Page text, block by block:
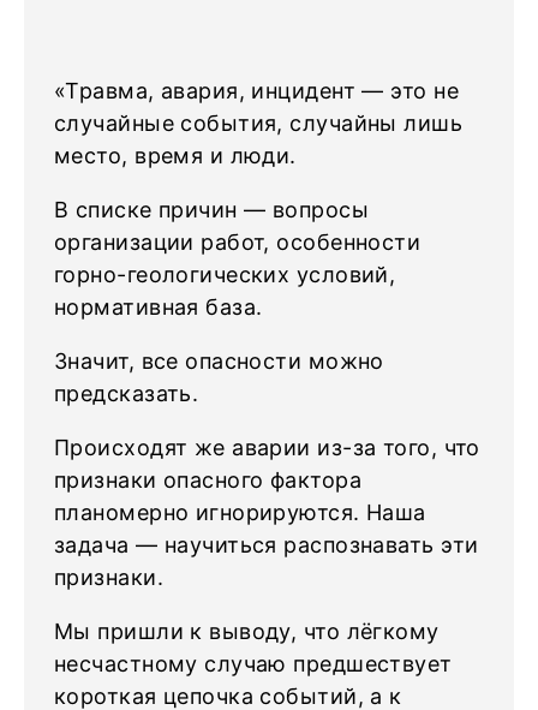
«Травма, авария, инцидент — это не
случайные события, случайны лишь
место, время и люди.
В списке причин — вопросы
организации работ, особенности
горно-геологических условий,
нормативная база.
Значит, все опасности можно
предсказать.
Происходят же аварии из-за того, что
признаки опасного фактора
планомерно игнорируются. Наша
задача — научиться распознавать эти
признаки.
Мы пришли к выводу, что лёгкому
несчастному случаю предшествует
короткая цепочка событий, а к